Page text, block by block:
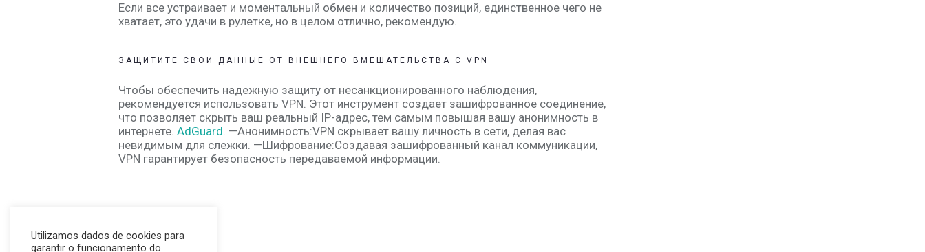
Если все устраивает и моментальный обмен и количество позиций, единственное чего не
хватает, это удачи в рулетке, но в целом отлично, рекомендую.
ЗАЩИТИТЕ СВОИ ДАННЫЕ ОТ ВНЕШНЕГО ВМЕШАТЕЛЬСТВА C VPN
Чтобы обеспечить надежную защиту от несанкционированного наблюдения,
рекомендуется использовать VPN. Этот инструмент создает зашифрованное соединение,
что позволяет скрыть ваш реальный IP-адрес, тем самым повышая вашу анонимность в
интернете. AdGuard. —Анонимность:VPN скрывает вашу личность в сети, делая вас
невидимым для слежки. —Шифрование:Создавая зашифрованный канал коммуникации,
VPN гарантирует безопасность передаваемой информации.
Utilizamos dados de cookies para
garantir o funcionamento do